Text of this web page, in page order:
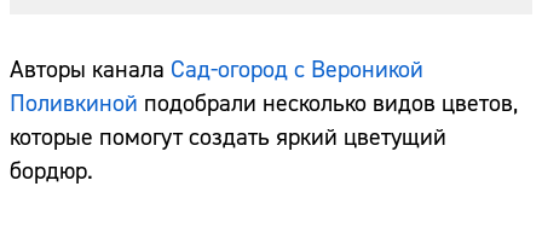
Авторы канала Сад-огород с Вероникой
Поливкиной подобрали несколько видов цветов,
которые помогут создать яркий цветущий
бордюр.